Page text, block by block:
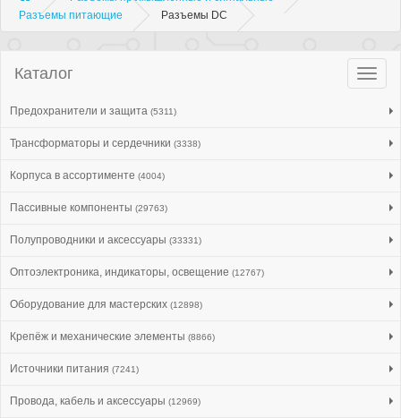
Разъeмы питающие
Разъeмы DC
Каталог
Предохранители и защита (5311)
Трансформаторы и сердечники (3338)
Корпуса в ассортименте (4004)
Пассивные компоненты (29763)
Полупроводники и аксессуары (33331)
Оптоэлектроника, индикаторы, освещение (12767)
Оборудование для мастерских (12898)
Крепёж и механические элементы (8866)
Источники питания (7241)
Провода, кабель и аксессуары (12969)